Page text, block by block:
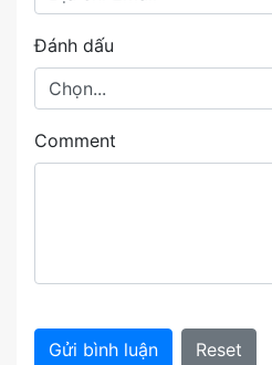
Đánh dấu
Comment
Gửi bình luận Reset